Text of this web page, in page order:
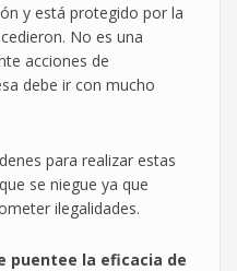
y está protegido por la
No es una
acciones de
debe ir con mucho
para realizar estas
se niegue ya que
ilegalidades.
puentee la eficacia de